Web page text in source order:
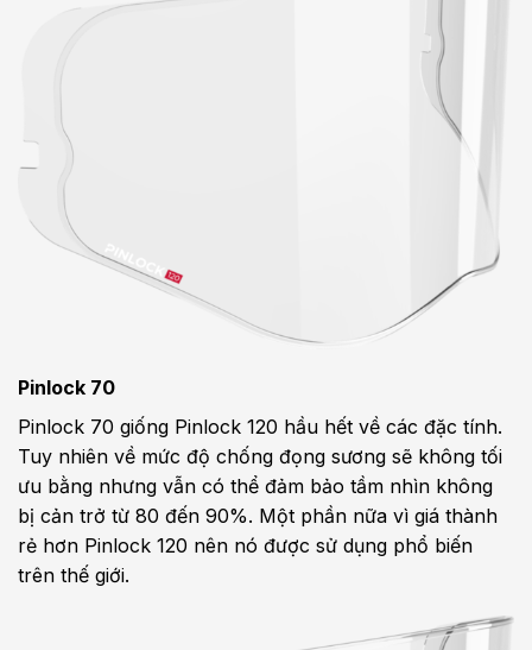
Pinlock 70
Pinlock 70 giống Pinlock 120 hầu hết về các đặc tính.
Tuy nhiên về mức độ chống đọng sương sẽ không tối
ưu bằng nhưng vẫn có thể đảm bảo tầm nhìn không
bị cản trở từ 80 đến 90%. Một phần nữa vì giá thành
rẻ hơn Pinlock 120 nên nó được sử dụng phổ biến
trên thế giới.